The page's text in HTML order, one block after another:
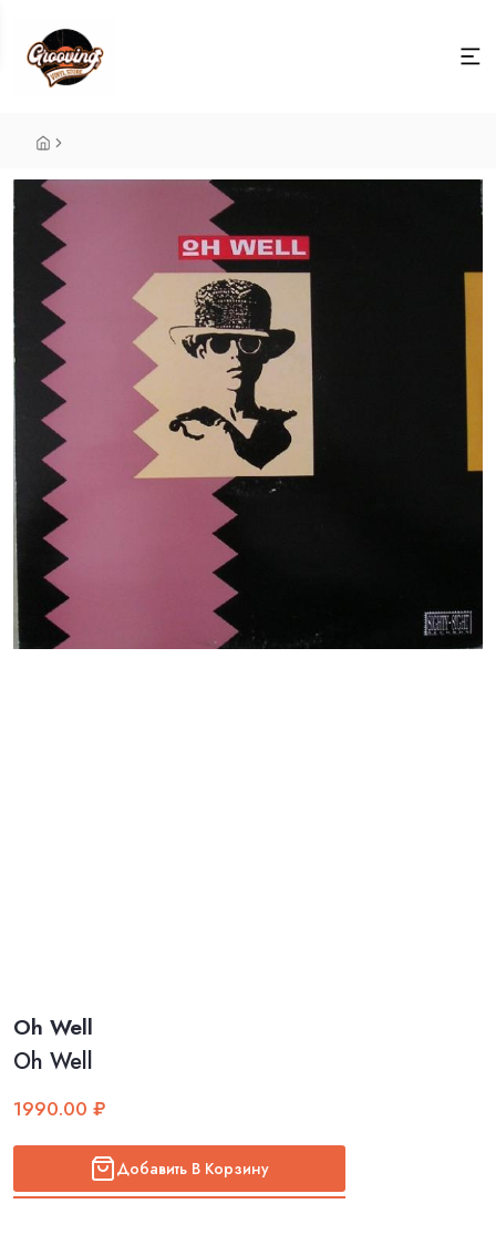
Oh Well
Oh Well
1990.00 ₽
Добавить В Корзину